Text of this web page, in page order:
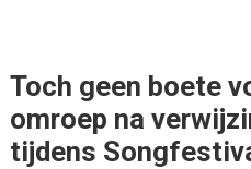
Toch geen boete
omroep na
tijdens